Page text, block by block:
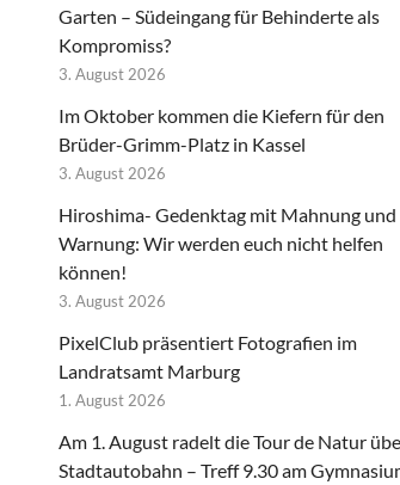
Garten – Südeingang für Behinderte als
Kompromiss?
3. August 2026
Im Oktober kommen die Kiefern für den
Brüder-Grimm-Platz in Kassel
3. August 2026
Hiroshima- Gedenktag mit Mahnung und
Warnung: Wir werden euch nicht helfen
können!
3. August 2026
PixelClub präsentiert Fotografien im
Landratsamt Marburg
1. August 2026
Am 1. August radelt die Tour de Natur
Stadtautobahn – Treff 9.30 am